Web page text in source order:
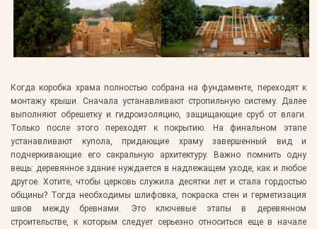
Когда коробка храма полностью собрана на фундаменте, переходят к
монтажу крыши. Сначала устанавливают стропильную систему. Далее
выполняют обрешетку и гидроизоляцию, защищающие сруб от влаги.
Только после этого переходят к покрытию. На финальном этапе
устанавливают купола, придающие храму завершенный вид и
подчеркивающие его сакральную архитектуру. Важно помнить одну
вещь: деревянное здание нуждается в надлежащем уходе, как и любое
другое. Хотите, чтобы церковь служила десятки лет и стала гордостью
общины? Тогда необходимы шлифовка, покраска стен и герметизация
швов между бревнами. Это ключевые этапы в деревянном
строительстве, к которым следует серьезно относиться еще в начале